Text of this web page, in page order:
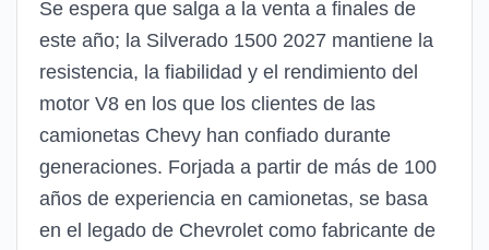
Se espera que salga a la venta a finales de
este año; la Silverado 1500 2027 mantiene la
resistencia, la fiabilidad y el rendimiento del
motor V8 en los que los clientes de las
camionetas Chevy han confiado durante
generaciones. Forjada a partir de más de 100
años de experiencia en camionetas, se basa
en el legado de Chevrolet como fabricante de